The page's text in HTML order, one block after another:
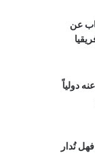
عن
دولياً
تُدار